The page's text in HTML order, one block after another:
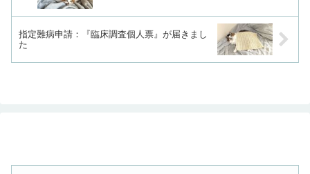
指定難病申請：『臨床調査個人票』が届きまし
た